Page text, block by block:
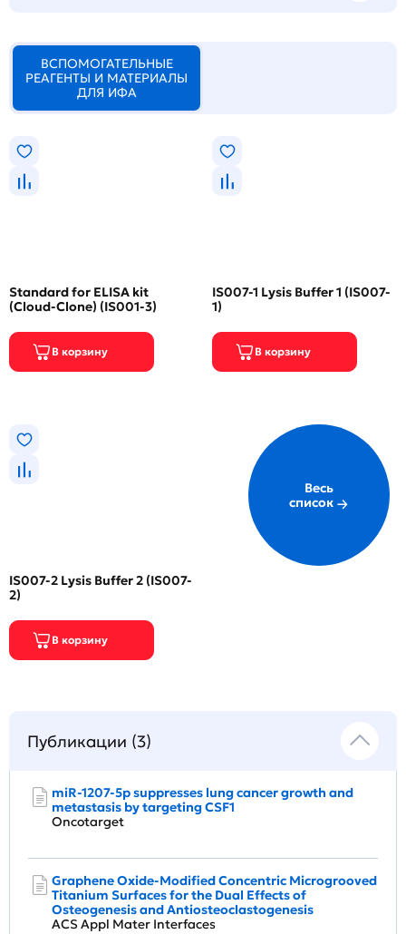
ВСПОМОГАТЕЛЬНЫЕ
РЕАГЕНТЫ И МАТЕРИАЛЫ
ДЛЯ ИФА
Standard for ELISA kit
(Cloud-Clone) (IS001-3)
IS007-1 Lysis Buffer 1 (IS007-
1)
IS007-2 Lysis Buffer 2 (IS007-
2)
Весь
список
Публикации (3)
miR-1207-5p suppresses lung cancer growth and
metastasis by targeting CSF1
Oncotarget
Graphene Oxide-Modified Concentric Microgrooved
Titanium Surfaces for the Dual Effects of
Osteogenesis and Antiosteoclastogenesis
ACS Appl Mater Interfaces